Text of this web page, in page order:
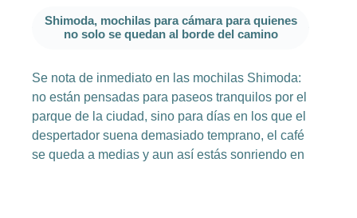
Shimoda, mochilas para cámara para quienes
no solo se quedan al borde del camino
Se nota de inmediato en las mochilas Shimoda:
no están pensadas para paseos tranquilos por el
parque de la ciudad, sino para días en los que el
despertador suena demasiado temprano, el café
se queda a medias y aun así estás sonriendo en